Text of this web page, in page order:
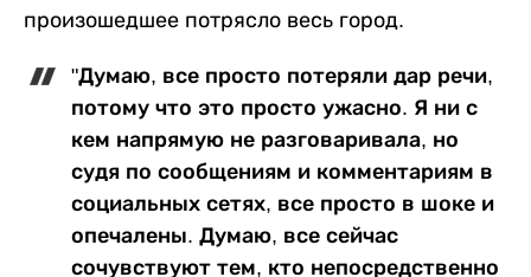
произошедшее потрясло весь город.
"Думаю, все просто потеряли дар речи,
потому что это просто ужасно. Я ни с
кем напрямую не разговаривала, но
судя по сообщениям и комментариям в
социальных сетях, все просто в шоке и
опечалены. Думаю, все сейчас
сочувствуют тем, кто непосредственно